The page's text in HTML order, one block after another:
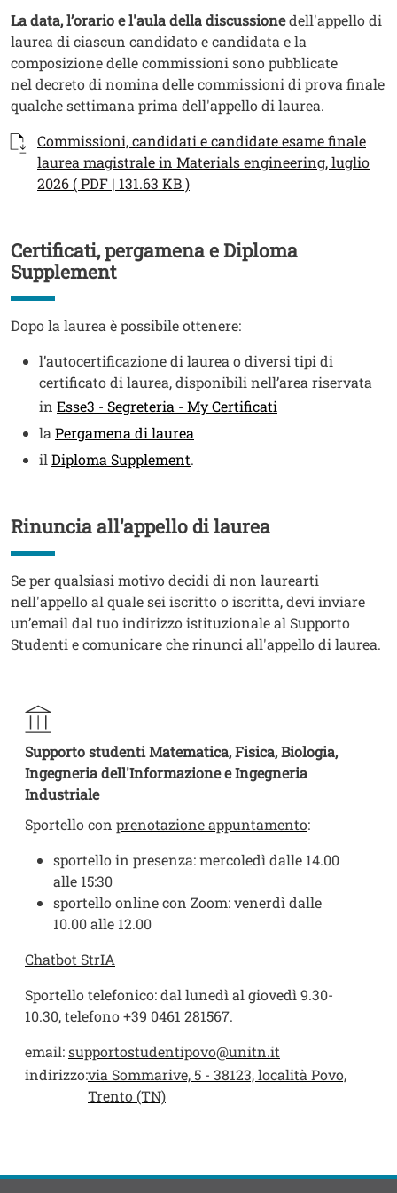
Testo
La data, l’orario e l'aula della discussionedell'appello di
laurea di ciascun candidato e candidata e la
composizione delle commissioni sono pubblicate
nel decreto di nomina delle commissioni di prova finale
qualche settimana prima dell'appello di laurea.
Documenti
Documento
Commissioni, candidati e candidate esame finale
laurea magistrale in Materials engineering, luglio
2026 ( PDF | 131.63 KB )
Titolo
Certificati, pergamena e Diploma
Supplement
Testo
Dopo la laurea è possibile ottenere:
l’autocertificazione di laurea o diversi tipi di
certificato di laurea, disponibili nell’area riservata
in Esse3 - Segreteria - My Certificati
laPergamena di laurea
ilDiploma Supplement.
Titolo
Rinuncia all'appello di laurea
Testo
Se per qualsiasi motivo decidi di non laurearti
nell'appello al quale sei iscritto o iscritta, devi inviare
un’email dal tuo indirizzo istituzionale al Supporto
Studenti e comunicare che rinunci all'appello di laurea.
Supporto studenti Matematica, Fisica, Biologia,
Ingegneria dell'Informazione e Ingegneria
Industriale
Sportello con prenotazione appuntamento:
sportello in presenza: mercoledì dalle 14.00
alle 15:30
sportello online con Zoom: venerdì dalle
10.00 alle 12.00
Chatbot StrIA
Sportello telefonico: dal lunedì al giovedì 9.30-
10.30, telefono +39 0461 281567.
email:supportostudentipovo@unitn.it
indirizzo:via Sommarive, 5 - 38123, località Povo,
Trento (TN)